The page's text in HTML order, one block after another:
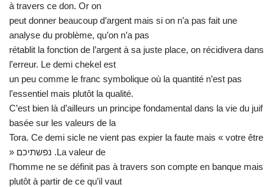
à travers ce don. Or on
peut donner beaucoup d’argent mais si on n’a pas fait une
analyse du problème, qu’on n’a pas
rétablit la fonction de l’argent à sa juste place, on récidivera dans
l’erreur. Le demi chekel est
un peu comme le franc symbolique où la quantité n’est pas
l’essentiel mais plutôt la qualité.
C’est bien là d’ailleurs un principe fondamental dans la vie du juif
basée sur les valeurs de la
Tora. Ce demi sicle ne vient pas expier la faute mais « votre être
» נפשתיכם .La valeur de
l’homme ne se définit pas à travers son compte en banque mais
plutôt à partir de ce qu’il vaut